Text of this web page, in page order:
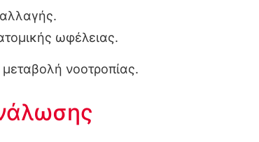
ωφέλειας.
μεταβολή νοοτροπίας.